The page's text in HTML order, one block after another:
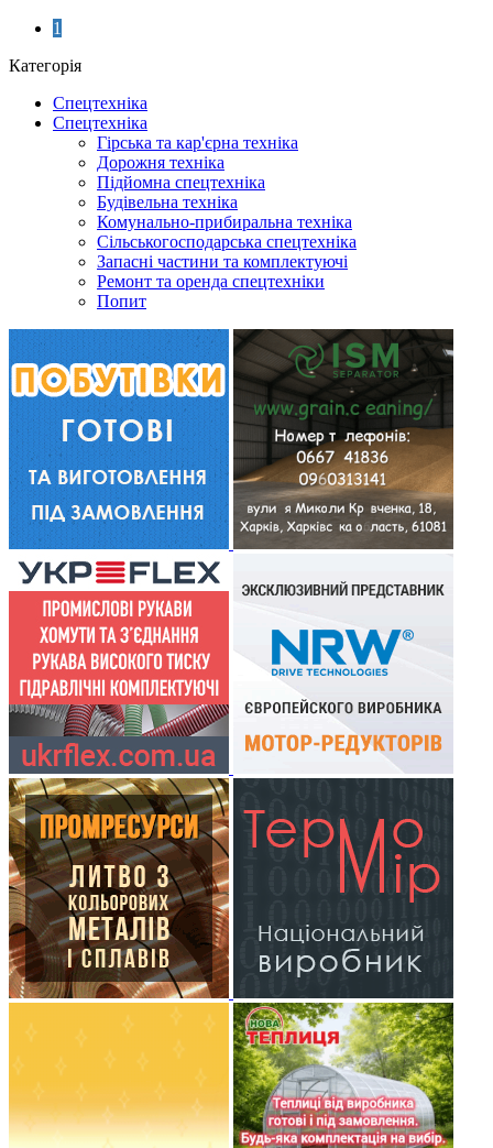
1
Категорія
Спецтехніка
Спецтехніка
Гірська та кар'єрна техніка
Дорожня техніка
Підйомна спецтехніка
Будівельна техніка
Комунально-прибиральна техніка
Сільськогосподарська спецтехніка
Запасні частини та комплектуючі
Ремонт та оренда спецтехніки
Попит